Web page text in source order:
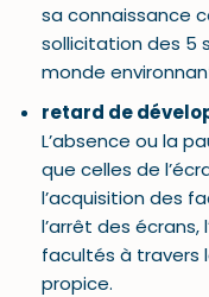
sa connaissance
sollicitation des 5
monde
retard de
L’absence ou la
que celles de
l’acquisition des
l’arrêt des
facultés à travers
propice.